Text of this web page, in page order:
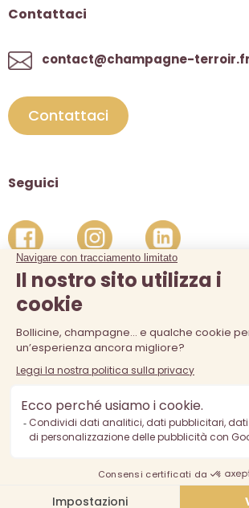
Contattaci
contact@champagne-terroir.fr
Contattaci
Seguici
La vendita di alcolici è vietata ai minori di